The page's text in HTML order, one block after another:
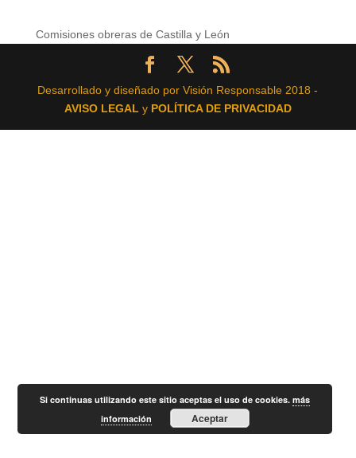
Comisiones obreras de Castilla y León
Desarrollado y diseñado por Visión Responsable 2018 -
AVISO LEGAL y POLÍTICA DE PRIVACIDAD
Si continuas utilizando este sitio aceptas el uso de cookies.más
información
Aceptar